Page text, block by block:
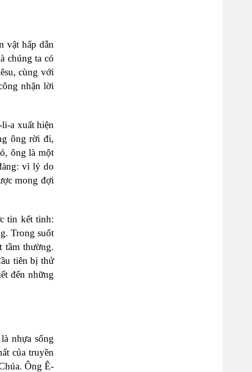
vật hấp dẫn
chúng ta có
cùng với
nhận lời
a xuất hiện
ông rời đi,
ông là một
vì lý do
mong đợi
tin kết tinh:
Trong suốt
tầm thường.
tiên bị thử
đến những
nhựa sống
của truyền
Ông Ê-